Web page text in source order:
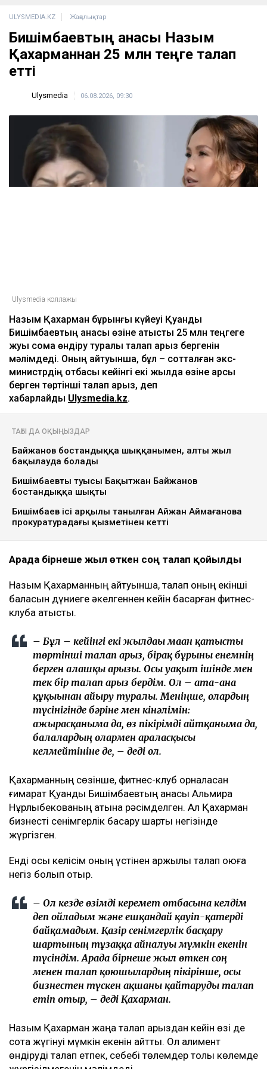
ULYSMEDIA.KZ Жаңалықтар
Бишімбаевтың анасы Назым
Қахарманнан 25 млн теңге талап
етті
Ulysmedia 06.08.2026, 09:30
Ulysmedia коллажы
Назым Қахарман бұрынғы күйеуі Қуандық
Бишімбаевтың анасы өзіне қатысты 25 млн теңгеге
жуық сома өндіру туралы талап арыз бергенін
мәлімдеді. Оның айтуынша, бұл – сотталған экс-
министрдің отбасы кейінгі екі жылда өзіне қарсы
берген төртінші талап арыз, деп
хабарлайды Ulysmedia.kz.
ТАҒЫ ДА ОҚЫҢЫЗДАР
Байжанов бостандыққа шыққанымен, алты жыл
бақылауда болады
Бишімбаевтың туысы Бақытжан Байжанов
бостандыққа шықты
Бишімбаев ісі арқылы танылған Айжан Аймағанова
прокуратурадағы қызметінен кетті
Арада бірнеше жыл өткен соң талап қойылды
Назым Қахарманның айтуынша, талап оның екінші
баласын дүниеге әкелгеннен кейін басқарған фитнес-
клубқа қатысты.
– Бұл – кейінгі екі жылдағы маған қатысты
төртінші талап арыз, бірақ бұрынғы енемнің
берген алғашқы арызы. Осы уақыт ішінде мен
тек бір талап арыз бердім. Ол – ата-ана
құқығынан айыру туралы. Меніңше, олардың
түсінігінде бәріне мен кінәлімін:
ажырасқаныма да, өз пікірімді айтқаныма да,
балалардың олармен араласқысы
келмейтініне де, – деді ол.
Қахарманның сөзінше, фитнес-клуб орналасқан
ғимарат Қуандық Бишімбаевтың анасы Альмира
Нұрлыбекованың атына рәсімделген. Ал Қахарман
бизнесті сенімгерлік басқару шарты негізінде
жүргізген.
Енді осы келісім оның үстінен қаржылық талап қоюға
негіз болып отыр.
– Ол кезде өзімді керемет отбасына келдім
деп ойладым және ешқандай қауіп-қатерді
байқамадым. Қазір сенімгерлік басқару
шартының тұзаққа айналуы мүмкін екенін
түсіндім. Арада бірнеше жыл өткен соң
менен талап қоюшылардың пікірінше, осы
бизнестен түскен ақшаны қайтаруды талап
етіп отыр, – деді Қахарман.
Назым Қахарман жаңа талап арыздан кейін өзі де
сотқа жүгінуі мүмкін екенін айтты. Ол алимент
өндіруді талап етпек, себебі төлемдер толық көлемде